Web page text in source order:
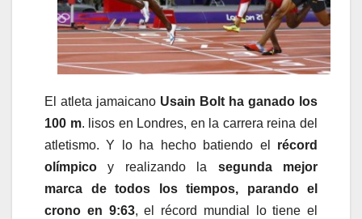
El atleta jamaicano Usain Bolt ha ganado los
100 m. lisos en Londres, en la carrera reina del
atletismo. Y lo ha hecho batiendo el récord
olímpico y realizando la segunda mejor
marca de todos los tiempos, parando el
crono en 9:63, el récord mundial lo tiene el